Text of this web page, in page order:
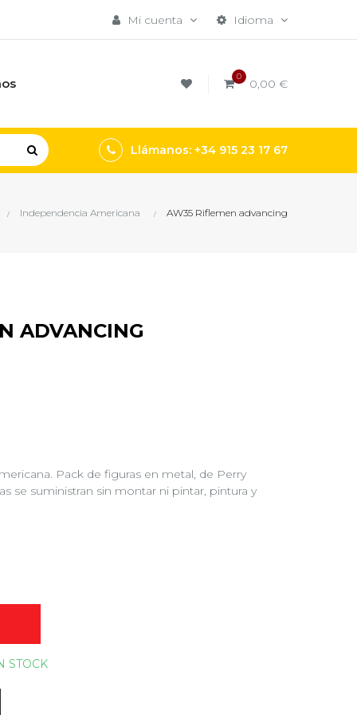
Idioma
Mi cuenta
0 0,00 €
Llámanos: +34 915 23 17 67
Independencia Americana AW35 Riflemen advancing
ADVANCING
Pack de figuras en metal, de Perry
se suministran sin montar ni pintar, pintura y
STOCK